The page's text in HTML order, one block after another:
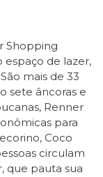
Shopping
espaço de lazer,
mais de 33
sete âncoras e
Renner
para
Coco
circulam
que pauta sua